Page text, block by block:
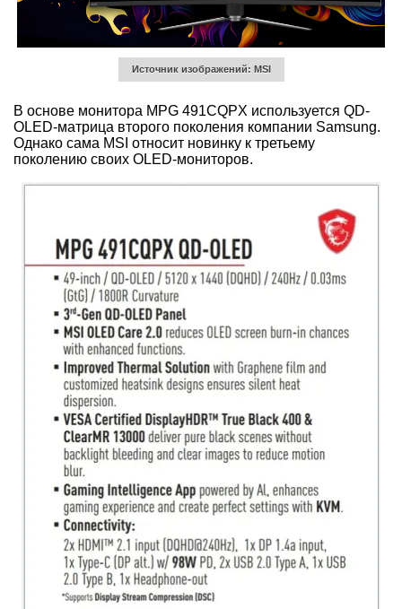
Источник изображений: MSI
В основе монитора MPG 491CQPX используется QD-
OLED-матрица второго поколения компании Samsung.
Однако сама MSI относит новинку к третьему
поколению своих OLED-мониторов.